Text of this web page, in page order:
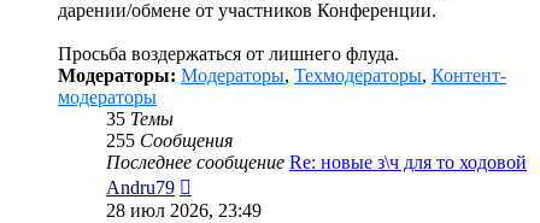
дарении/обмене от участников Конференции.
Просьба воздержаться от лишнего флуда.
Модераторы: Модераторы, Техмодераторы, Контент-
модераторы
35 Темы
255 Сообщения
Последнее сообщение Re: новые з\ч для то ходовой
Andru79
к
28 июл 2026, 23:49